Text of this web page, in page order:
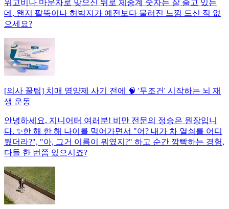
위고비나 마운자로 맞으신 뒤로 체중계 숫자는 잘 줄고 있는
데, 왠지 팔뚝이나 허벅지가 예전보다 물러진 느낌 드신 적 없
으세요?
[의사 꿀팁] 치매 영양제 사기 전에 🧠 '무조건' 시작하는 뇌 재
생 운동
안녕하세요, 지니어터 여러분! 비만 전문의 정승은 원장입니
다. ✨한 해 한 해 나이를 먹어가면서 "어? 내가 차 열쇠를 어디
뒀더라?", "아, 그거 이름이 뭐였지?" 하고 순간 깜빡하는 경험,
다들 한 번쯤 있으시죠?